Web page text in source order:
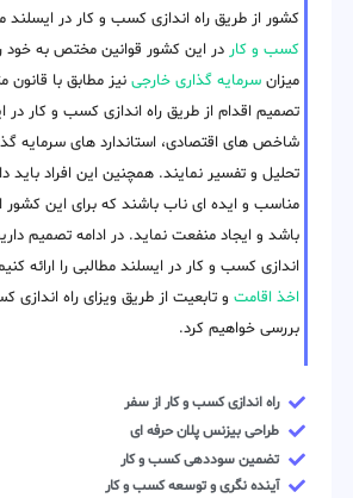
کشور از طریق راه اندازی کسب و کار در ایسلند
کسب و کار در این کشور قوانین مختص به خود
میزان سرمایه گذاری خارجی نیز مطابق با
تصمیم اقدام از طریق راه اندازی کسب و کار در
شاخص های اقتصادی، استاندارد های سرمایه
تحلیل و تفسیر نمایند. همچنین این افراد باید
مناسب و ایده ای ناب باشند که برای این کشور
باشد و ایجاد منفعت نماید. در ادامه تصمیم
اندازی کسب و کار در ایسلند مطالبی را ارائه
اخذ اقامت و تابعیت از طریق ویزای راه اندازی
بررسی خواهیم کرد.
راه اندازی کسب و کار از سفر
طراحی بیزنس پلان حرفه ای
تضمین سوددهی کسب و کار
آینده نگری و توسعه کسب و کار